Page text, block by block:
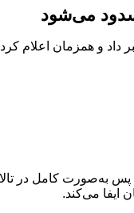
می‌شود
دلار در تالار دوم مرکز مبادله
شیریجیان با اعلام این خبر گفت؛ “همه
ایفا می‌کند.